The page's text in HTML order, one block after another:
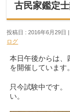
古民家鑑定
投稿日 : 2016年6月29日
ログ
本日午後からは、
を開催しています。
只今試験中です。
い。